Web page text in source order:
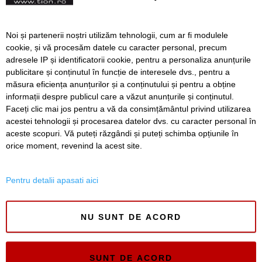
Inspectoratul Școlar Timiș
va funcționa de luni în
propria clădire
Înapoi Înainte
SERVICII Redactia
Folosinta Cookie-urilor
Noi și partenerii noștri utilizăm tehnologii, cum ar fi modulele
cookie, și vă procesăm datele cu caracter personal, precum
adresele IP și identificatorii cookie, pentru a personaliza anunțurile
publicitare și conținutul în funcție de interesele dvs., pentru a
măsura eficiența anunțurilor și a conținutului și pentru a obține
informații despre publicul care a văzut anunțurile și conținutul.
Faceți clic mai jos pentru a vă da consimțământul privind utilizarea
acestei tehnologii și procesarea datelor dvs. cu caracter personal în
aceste scopuri. Vă puteți răzgândi și puteți schimba opțiunile în
orice moment, revenind la acest site.
Pentru detalii apasati aici
NU SUNT DE ACORD
SUNT DE ACORD